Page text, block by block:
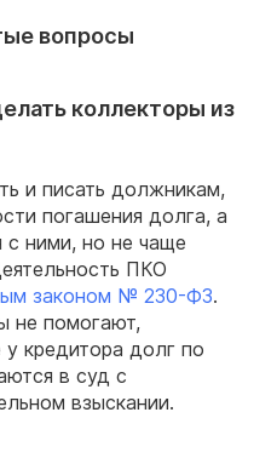
вопросы
коллекторы из
и писать должникам,
погашения долга, а
с ними, но не чаще
ПКО
законом № 230-ФЗ.
не помогают,
кредитора долг по
в суд с
взыскании.